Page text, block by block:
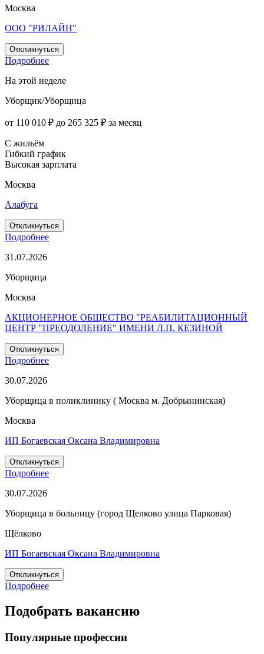
Москва
ООО "РИЛАЙН"
Откликнуться
Подробнее
На этой неделе
Уборщик/Уборщица
от 110 010 ₽ до 265 325 ₽ за месяц
С жильём
Гибкий график
Высокая зарплата
Москва
Алабуга
Откликнуться
Подробнее
31.07.2026
Уборщица
Москва
АКЦИОНЕРНОЕ ОБЩЕСТВО "РЕАБИЛИТАЦИОННЫЙ
ЦЕНТР "ПРЕОДОЛЕНИЕ" ИМЕНИ Л.П. КЕЗИНОЙ
Откликнуться
Подробнее
30.07.2026
Уборщица в поликлинику ( Москва м. Добрынинская)
Москва
ИП Богаевская Оксана Владимировна
Откликнуться
Подробнее
30.07.2026
Уборщица в больницу (город Щелково улица Парковая)
Щёлково
ИП Богаевская Оксана Владимировна
Откликнуться
Подробнее
Подобрать вакансию
Популярные профессии